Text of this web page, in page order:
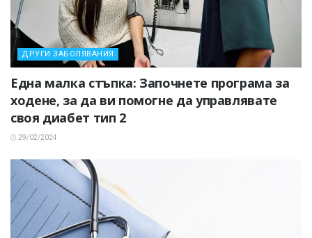
ДРУГИ ЗАБОЛЯВАНИЯ
Една малка стъпка: Започнете програма за
ходене, за да ви помогне да управлявате
своя диабет тип 2
29/02/2024